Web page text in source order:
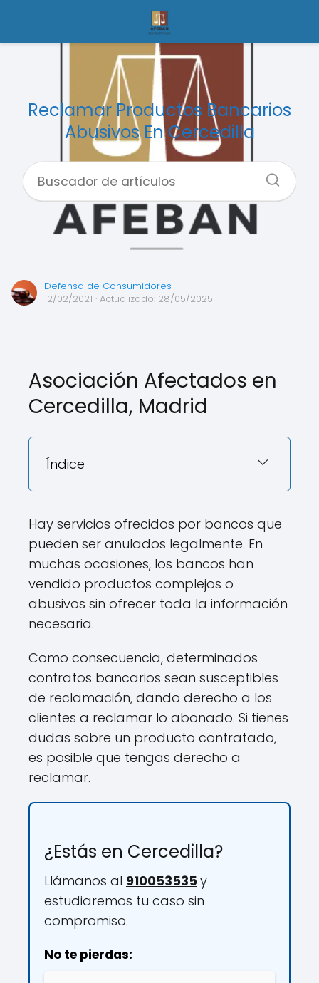
Reclamar Productos Bancarios
Abusivos En Cercedilla
Defensa de Consumidores
12/02/2021 · Actualizado: 28/05/2025
Asociación Afectados en
Cercedilla, Madrid
Índice
Hay servicios ofrecidos por bancos que
pueden ser anulados legalmente. En
muchas ocasiones, los bancos han
vendido productos complejos o
abusivos sin ofrecer toda la información
necesaria.
Como consecuencia, determinados
contratos bancarios sean susceptibles
de reclamación, dando derecho a los
clientes a reclamar lo abonado. Si tienes
dudas sobre un producto contratado,
es posible que tengas derecho a
reclamar.
¿Estás en Cercedilla?
Llámanos al 910053535y
estudiaremos tu caso sin
compromiso.
No te pierdas: